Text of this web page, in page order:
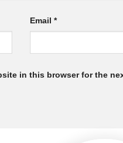
Email *
in this browser for the